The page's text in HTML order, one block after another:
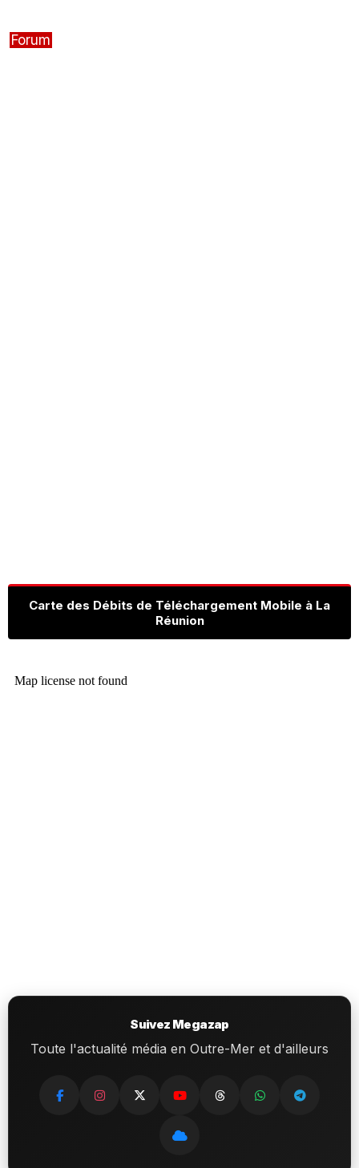
Forum
Carte des Débits de Téléchargement Mobile à La
Réunion
Suivez Megazap
Toute l'actualité média en Outre-Mer et d'ailleurs